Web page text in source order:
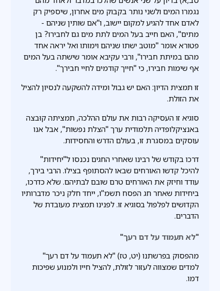
נגמרו המים ולשני נותר בקבוק מים אחרון, שיספיק רק
לאדם אחד להגיע למקום יישוב, ו"אם שותין שניהם -
מתים", האם חייב בעל המים לתת מים גם לחבירו? בן
פטורא אומר "מוטב ישתו שניהם וימותו ואל יראה אחד
מהם במיתת חבירו", ורבי עקיבא אומר שישתה בעל המים
אף שימות חבירו, כי "חייך קודמים לחיי חבירך".
זו תמצית הדיון: האם יש גבול ומידה להשקעה לנסיון להציל
את הזולת.
סוגיא זו העסיקה רבות את עולם ההלכה, תמציתה קוּבצה
באנציקלופדיה תלמודית ערך "הצלת נפשות", אבל אנו
עוסקים במסגרת זו, בעולם הדרש והחסידות.
דרכו בקודש של רבינו שאחרי החגים נכנסו ל"יחידות"
להיכל קדשו האורחים שבאו להסתופף בצילו. הרבי בירך,
עודד וחיזק את האורחים טרם שובם לבתיהם. שלא כדרכו,
ביחידות שאחר חג הפסח תשמ"ו, ייחד חלק ניכר מדברותיו
הקדושים לפלפול בסוגיא זו. לפנינו תמצית מעובדת של
הדברים.
"לא תעמוד על דם רעך"
מהפסוק בפרשתנו (יט, טז) "לא תעמוד על דם רעך"
למדים שמצווה לעזור לזולת, להציל חייו ולמנוע שפיכות
דמו.